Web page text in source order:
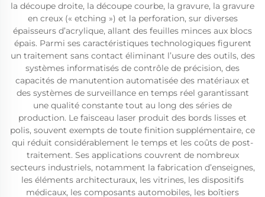
la découpe droite, la découpe courbe, la gravure, la gravure
en creux (« etching ») et la perforation, sur diverses
épaisseurs d’acrylique, allant des feuilles minces aux blocs
épais. Parmi ses caractéristiques technologiques figurent
un traitement sans contact éliminant l’usure des outils, des
systèmes informatisés de contrôle de précision, des
capacités de manutention automatisée des matériaux et
des systèmes de surveillance en temps réel garantissant
une qualité constante tout au long des séries de
production. Le faisceau laser produit des bords lisses et
polis, souvent exempts de toute finition supplémentaire, ce
qui réduit considérablement le temps et les coûts de post-
traitement. Ses applications couvrent de nombreux
secteurs industriels, notamment la fabrication d’enseignes,
les éléments architecturaux, les vitrines, les dispositifs
médicaux, les composants automobiles, les boîtiers